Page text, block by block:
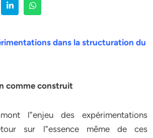
dans la structuration du
comme construit
l‟enjeu des expérimentations
sur l‟essence même de ces